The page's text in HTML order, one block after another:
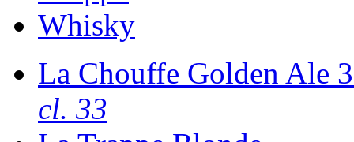
Whisky
La Chouffe Golden Ale
cl. 33